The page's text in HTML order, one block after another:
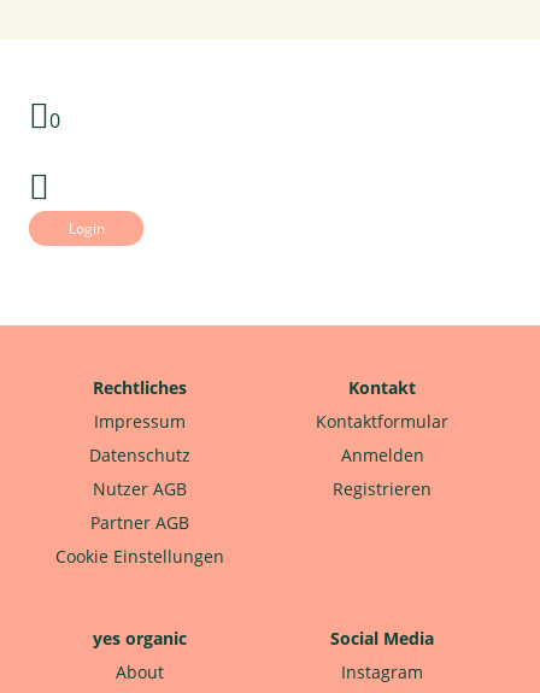
0
Login
Rechtliches
Impressum
Datenschutz
Nutzer AGB
Partner AGB
Cookie Einstellungen
Kontakt
Kontaktformular
Anmelden
Registrieren
yes organic
About
Social Media
Instagram